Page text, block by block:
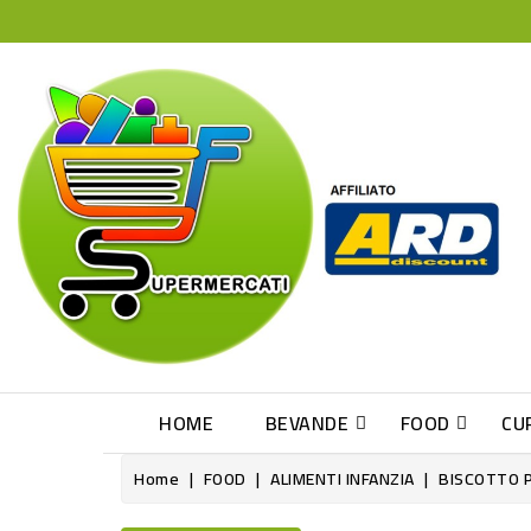
HOME BEVANDE FOOD
Home FOOD ALIMENTI INFANZIA BISCOTTO